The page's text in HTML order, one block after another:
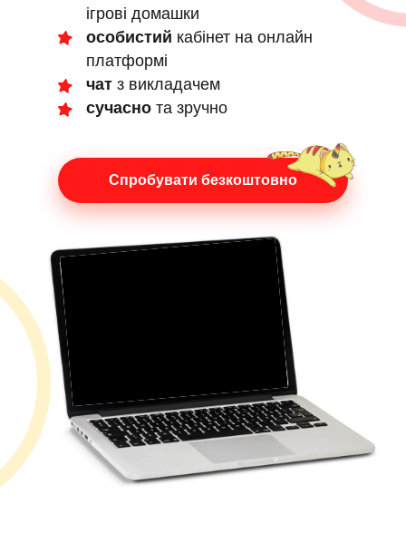
Спробувати безкоштовно
ігрові домашки
особистий кабінет на онлайн
платформі
чат з викладачем
сучасно та зручно